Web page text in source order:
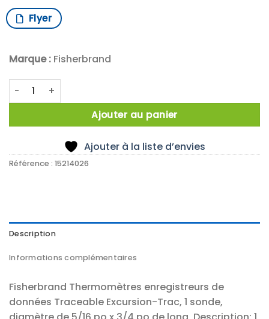
Flyer
Marque : Fisherbrand
quantité de EXCURSION TRAC THERMOMETER BULLET PROBE
Ajouter au panier
Ajouter à la liste d’envies
Référence : 15214026
Description
Informations complémentaires
Fisherbrand Thermomètres enregistreurs de
données Traceable Excursion-Trac, 1 sonde,